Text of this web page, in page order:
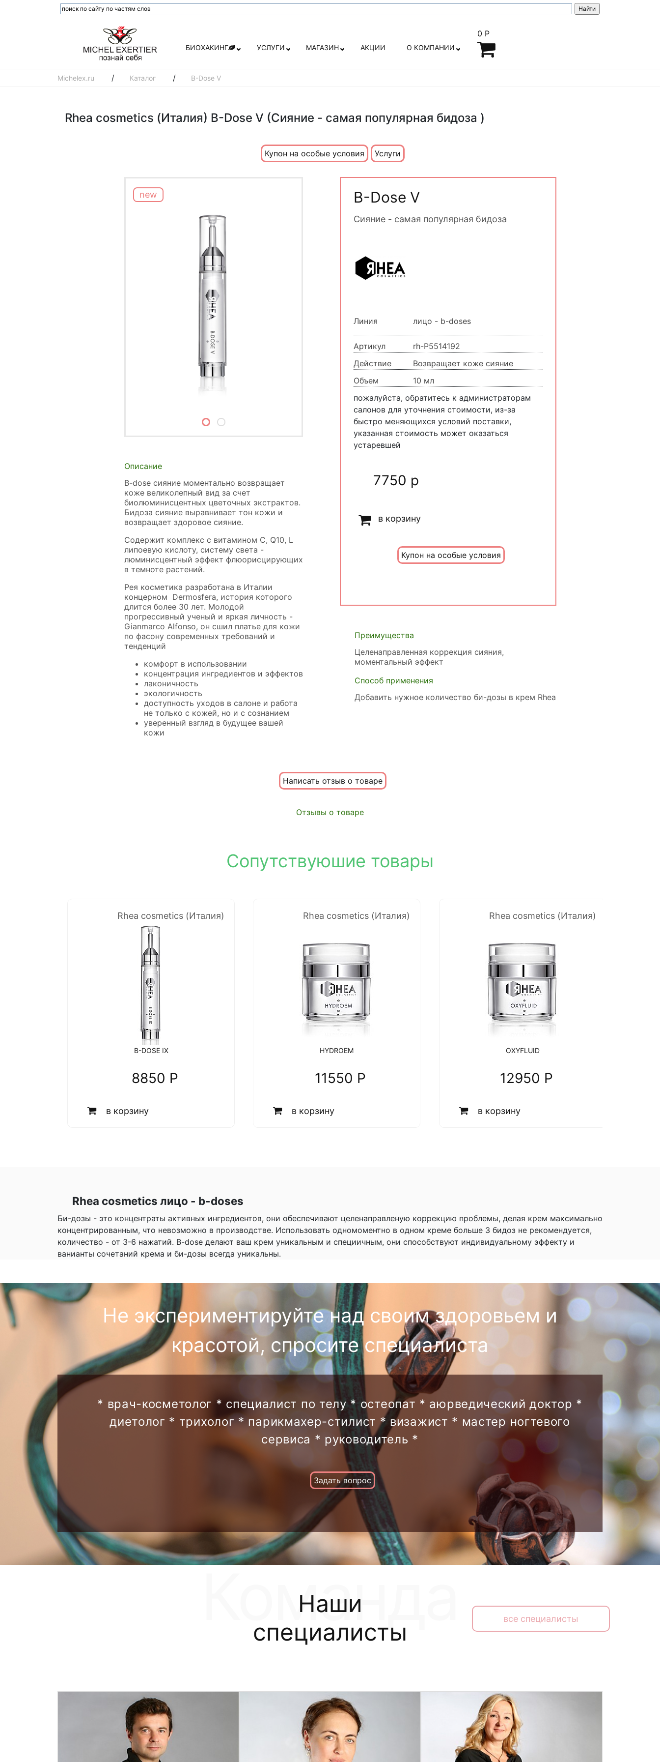
БИОХАКИНГ УСЛУГИ МАГАЗИН АКЦИИ О КОМПАНИИ
0 Р
Michelex.ru / Каталог / B-Dose V
Rhea cosmetics (Италия) B-Dose V (Сияние - самая популярная бидоза )
Купон на особые условия Услуги
new
Описание
B-dose сияние моментально возвращает
коже великолепный вид за счет
биолюминисцентных цветочных экстрактов.
Бидоза сияние выравнивает тон кожи и
возвращает здоровое сияние.
Содержит комплекс с витамином С, Q10, L
липоевую кислоту, систему света -
люминисцентный эффект флюорисцирующих
в темноте растений.
Рея косметика разработана в Италии
концерном Dermosfera, история которого
длится более 30 лет. Молодой
прогрессивный ученый и яркая личность -
Gianmarco Alfonso, он сшил платье для кожи
по фасону современных требований и
тенденций
комфорт в использовании
концентрация ингредиентов и эффектов
лаконичность
экологичность
доступность уходов в салоне и работа
не только с кожей, но и с сознанием
уверенный взгляд в будущее вашей
кожи
B-Dose V
Сияние - самая популярная бидоза
Линия лицо - b-doses
Артикул
rh-P5514192
Действие
Возвращает коже сияние
Объем
10 мл
пожалуйста, обратитесь к администраторам
салонов для уточнения стоимости, из-за
быстро меняющихся условий поставки,
указанная стоимость может оказаться
устаревшей
7750 р
в корзину
Купон на особые условия
Преимущества
Целенаправленная коррекция сияния,
моментальный эффект
Способ применения
Добавить нужное количество би-дозы в крем Rhea
Написать отзыв о товаре
Отзывы о товаре
Сопутствуюшие товары
Rhea cosmetics (Италия)
B-DOSE IX
8850 P
в корзину
Rhea cosmetics (Италия)
HYDROEM
11550 P
в корзину
Rhea cosmetics (Италия)
OXYFLUID
12950 P
в корзину
Rhea cosmetics лицо - b-doses
Би-дозы - это концентраты активных ингредиентов, они обеспечивают целенаправленую коррекцию проблемы, делая крем максимально
концентрированным, что невозможно в производстве. Использовать одномоментно в одном креме больше 3 бидоз не рекомендуется,
количество - от 3-6 нажатий. B-dose делают ваш крем уникальным и специичным, они способствуют индивидуальному эффекту и
ванианты сочетаний крема и би-дозы всегда уникальны.
Не экспериментируйте над своим здоровьем и
красотой, спросите специалиста
* врач-косметолог * специалист по телу * остеопат * аюрведический доктор *
диетолог * трихолог * парикмахер-стилист * визажист * мастер ногтевого
сервиса * руководитель *
Задать вопрос
Наши
специалисты
все специалисты